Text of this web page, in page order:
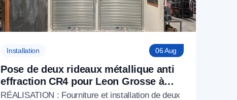
Installation 06 Aug
Pose de deux rideaux métallique anti
effraction CR4 pour Leon Grosse à
Paris 17 (75)
RÉALISATION : Fourniture et installation de deux